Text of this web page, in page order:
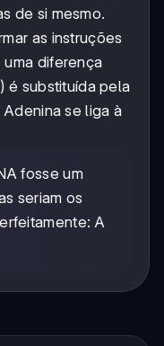
de si mesmo.
as instruções
diferença
é substituída pela
Adenina se liga à
fosse um
seriam os
A